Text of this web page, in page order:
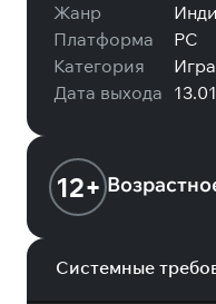
Жанр
Платформа
PC
Категория
Игра
Дата выхода
12+
Системные